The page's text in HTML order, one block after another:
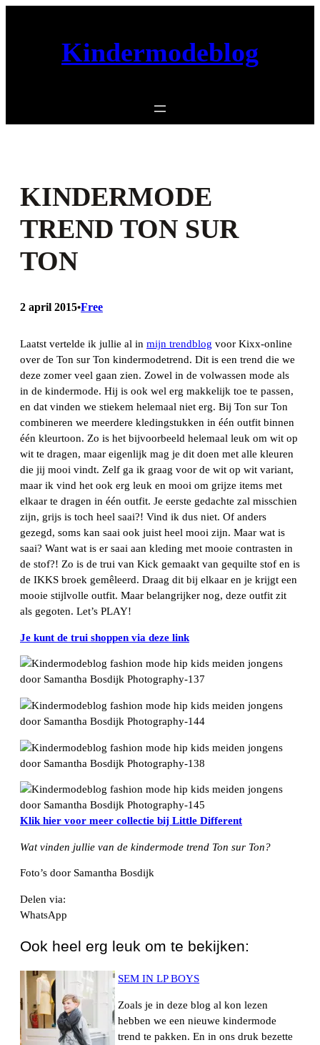
Kindermodeblog
KINDERMODE
TREND TON SUR
TON
2 april 2015•Free
Laatst vertelde ik jullie al in mijn trendblog voor Kixx-online
over de Ton sur Ton kindermodetrend. Dit is een trend die we
deze zomer veel gaan zien. Zowel in de volwassen mode als
in de kindermode. Hij is ook wel erg makkelijk toe te passen,
en dat vinden we stiekem helemaal niet erg. Bij Ton sur Ton
combineren we meerdere kledingstukken in één outfit binnen
één kleurtoon. Zo is het bijvoorbeeld helemaal leuk om wit op
wit te dragen, maar eigenlijk mag je dit doen met alle kleuren
die jij mooi vindt. Zelf ga ik graag voor de wit op wit variant,
maar ik vind het ook erg leuk en mooi om grijze items met
elkaar te dragen in één outfit. Je eerste gedachte zal misschien
zijn, grijs is toch heel saai?! Vind ik dus niet. Of anders
gezegd, soms kan saai ook juist heel mooi zijn. Maar wat is
saai? Want wat is er saai aan kleding met mooie contrasten in
de stof?! Zo is de trui van Kick gemaakt van gequilte stof en is
de IKKS broek gemêleerd. Draag dit bij elkaar en je krijgt een
mooie stijlvolle outfit. Maar belangrijker nog, deze outfit zit
als gegoten. Let’s PLAY!
Je kunt de trui shoppen via deze link
Klik hier voor meer collectie bij Little Different
Wat vinden jullie van de kindermode trend Ton sur Ton?
Foto’s door Samantha Bosdijk
Delen via:
WhatsApp
Ook heel erg leuk om te bekijken:
SEM IN LP BOYS
Zoals je in deze blog al kon lezen
hebben we een nieuwe kindermode
trend te pakken. En in ons druk bezette